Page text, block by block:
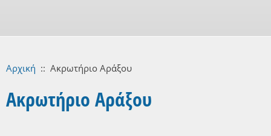
Αρχική :: Ακρωτήριο Αράξου
Ακρωτήριο Αράξου